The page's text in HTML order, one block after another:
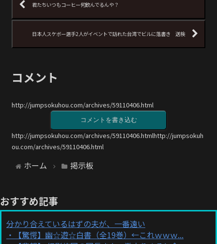
君たちいつもコーヒー何飲んでるんや？
日本人スケボー選手2人がイベントで訪れた台湾でビルに落書き 送検
コメント
http://jumpsokuhou.com/archives/59110406.html
コメントを書き込む
http://jumpsokuhou.com/archives/59110406.htmlhttp://jumpsokuh
ou.com/archives/59110406.html
ホーム 掲示板
おすすめ記事
分かり合えているはずの夫が、一番遠い
【驚愕】幽☆遊☆白書（全19巻）←これｗｗｗ...